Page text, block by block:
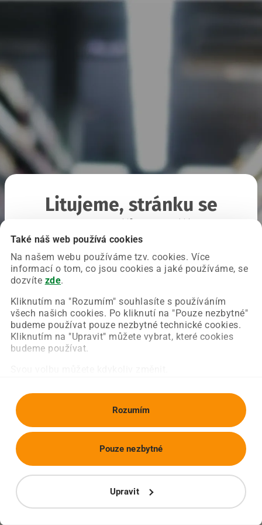
Také náš web používá cookies
Na našem webu používáme tzv. cookies. Více
informací o tom, co jsou cookies a jaké používáme, se
dozvíte zde.
Kliknutím na "Rozumím" souhlasíte s používáním
všech našich cookies. Po kliknutí na "Pouze nezbytné"
budeme používat pouze nezbytné technické cookies.
Kliknutím na "Upravit" můžete vybrat, které cookies
budeme používat.
Rozumím
Upravit
Pouze nezbytné
Litujeme, stránku se
Chyba nastala na naší straně a už ji opravujeme.
Zkuste prosím znovu načíst požadovanou stránku.
Obnovit stránku Úvodní strana